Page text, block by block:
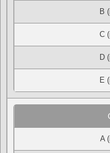
B
C
D
E
A